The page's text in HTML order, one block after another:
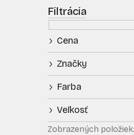
o
Cena
Značky
Farba
Veľkosť
Zobrazených položiek: